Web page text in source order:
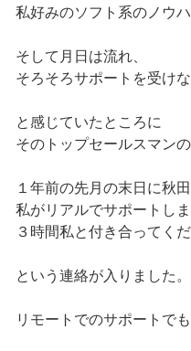
私好みのソフト系のノウ
そして月日は流れ、
そろそろサポートを受け
と感じていたところに
そのトップセールスマン
１年前の先月の末日に秋
私がリアルでサポートし
３時間私と付き合ってくだ
という連絡が入りました。
リモートでのサポートで